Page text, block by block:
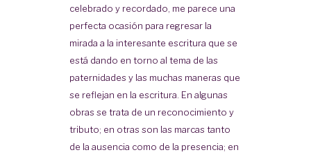
celebrado y recordado, me parece una
perfecta ocasión para regresar la
mirada a la interesante escritura que se
está dando en torno al tema de las
paternidades y las muchas maneras que
se reflejan en la escritura. En algunas
obras se trata de un reconocimiento y
tributo; en otras son las marcas tanto
de la ausencia como de la presencia; en